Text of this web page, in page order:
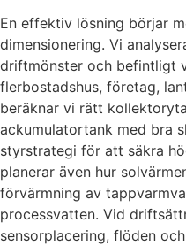
En effektiv lösning börjar
dimensionering. Vi
driftmönster och befintligt
flerbostadshus, företag,
beräknar vi rätt
ackumulatortank med bra
styrstrategi för att säkra
planerar även hur
förvärmning av
processvatten. Vid
sensorplacering, flöden